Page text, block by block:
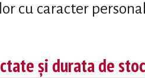
cu caracter
și durata de